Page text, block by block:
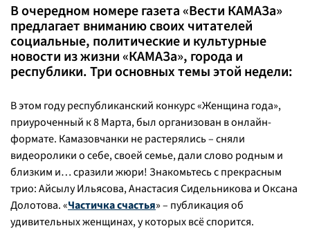
В очередном номере газета «Вести КАМАЗа»
предлагает вниманию своих читателей
социальные, политические и культурные
новости из жизни «КАМАЗа», города и
республики. Три основных темы этой недели:
В этом году республиканский конкурс «Женщина года»,
приуроченный к 8 Марта, был организован в онлайн-
формате. Камазовчанки не растерялись – сняли
видеоролики о себе, своей семье, дали слово родным и
близким и… сразили жюри! Знакомьтесь с прекрасным
трио: Айсылу Ильясова, Анастасия Сидельникова и Оксана
Долотова. «Частичка счастья» – публикация об
удивительных женщинах, у которых всё спорится.